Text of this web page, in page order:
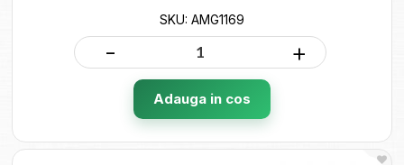
SKU: AMG1169
- +
Adauga in cos